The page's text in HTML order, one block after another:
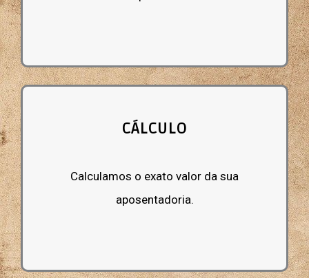
CÁLCULO
Calculamos o exato valor da sua
aposentadoria.